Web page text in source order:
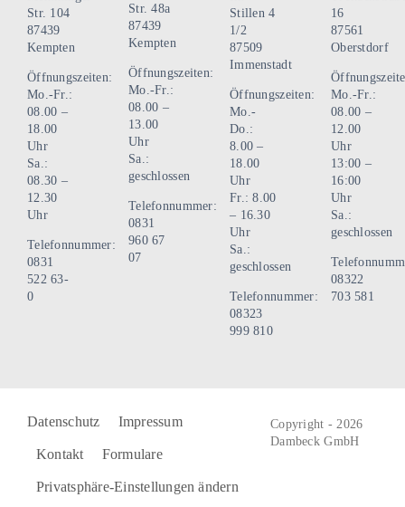
Str. 104
87439
Kempten
Öffnungszeiten:
Mo.-Fr.:
08.00 –
18.00
Uhr
Sa.:
08.30 –
12.30
Uhr
Telefonnummer:
0831
522 63-
0
Str. 48a
87439
Kempten
Öffnungszeiten:
Mo.-Fr.:
08.00 –
13.00
Uhr
Sa.:
geschlossen
Telefonnummer:
0831
960 67
07
Stillen 4
1/2
87509
Immenstadt
Öffnungszeiten:
Mo.-
Do.:
8.00 –
18.00
Uhr
Fr.: 8.00
– 16.30
Uhr
Sa.:
geschlossen
Telefonnummer:
08323
999 810
16
87561
Oberstdorf
Mo.-Fr.:
08.00 –
12.00
Uhr
13:00 –
16:00
Uhr
Sa.:
geschlossen
08322
703 581
Datenschutz Impressum
Kontakt Formulare
Privatsphäre-Einstellungen ändern
Copyright - 2026
Dambeck GmbH